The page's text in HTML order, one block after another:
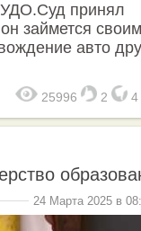
принял
займется своим
авто
25996 2 4
24 Марта 2025 в